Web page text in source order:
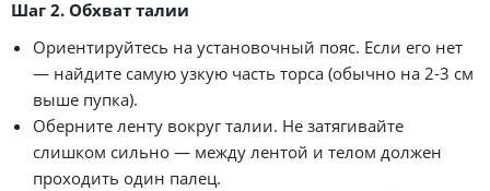
Шаг 2. Обхват талии
Ориентируйтесь на установочный пояс. Если его нет
— найдите самую узкую часть торса (обычно на 2-3 см
выше пупка).
Оберните ленту вокруг талии. Не затягивайте
слишком сильно — между лентой и телом должен
проходить один палец.